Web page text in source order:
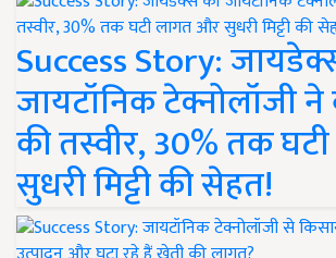
Success Story:
जायटॉनिक टेक्नोलॉजी
की तस्वीर, 30% तक
सुधरी मिट्टी की सेहत!